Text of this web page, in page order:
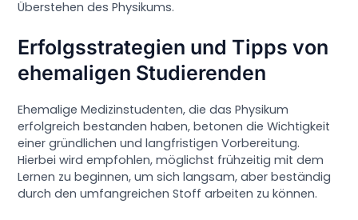
Überstehen des Physikums.
Erfolgsstrategien und Tipps von
ehemaligen Studierenden
Ehemalige Medizinstudenten, die das Physikum
erfolgreich bestanden haben, betonen die Wichtigkeit
einer gründlichen und langfristigen Vorbereitung.
Hierbei wird empfohlen, möglichst frühzeitig mit dem
Lernen zu beginnen, um sich langsam, aber beständig
durch den umfangreichen Stoff arbeiten zu können.